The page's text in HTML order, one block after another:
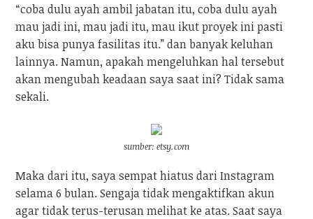
“coba dulu ayah ambil jabatan itu, coba dulu ayah
mau jadi ini, mau jadi itu, mau ikut proyek ini pasti
aku bisa punya fasilitas itu.” dan banyak keluhan
lainnya. Namun, apakah mengeluhkan hal tersebut
akan mengubah keadaan saya saat ini? Tidak sama
sekali.
sumber: etsy.com
Maka dari itu, saya sempat hiatus dari Instagram
selama 6 bulan. Sengaja tidak mengaktifkan akun
agar tidak terus-terusan melihat ke atas. Saat saya